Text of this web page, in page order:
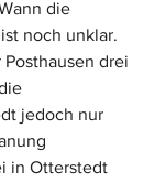
die
noch unklar.
drei
jedoch nur
in Otterstedt